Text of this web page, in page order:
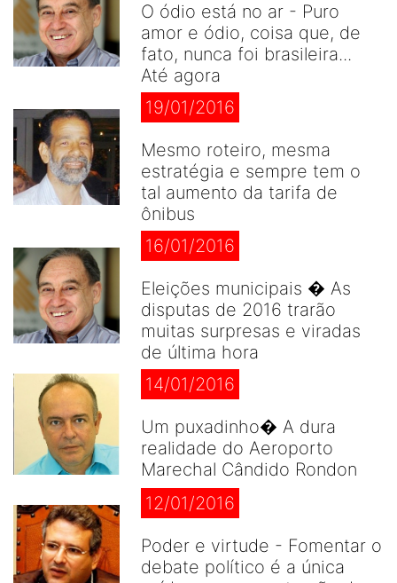
O ódio está no ar - Puro
amor e ódio, coisa que, de
fato, nunca foi brasileira...
Até agora
19/01/2016
Mesmo roteiro, mesma
estratégia e sempre tem o
tal aumento da tarifa de
ônibus
16/01/2016
Eleições municipais � As
disputas de 2016 trarão
muitas surpresas e viradas
de última hora
14/01/2016
Um puxadinho� A dura
realidade do Aeroporto
Marechal Cândido Rondon
12/01/2016
Poder e virtude - Fomentar o
debate político é a única